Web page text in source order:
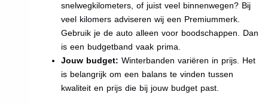
snelwegkilometers, of juist veel binnenwegen? Bij
veel kilomers adviseren wij een Premiummerk.
Gebruik je de auto alleen voor boodschappen. Dan
is een budgetband vaak prima.
Jouw budget: Winterbanden variëren in prijs. Het
is belangrijk om een balans te vinden tussen
kwaliteit en prijs die bij jouw budget past.